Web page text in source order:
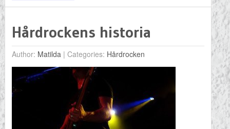
Hårdrockens historia
Author: Matilda| Categories: Hårdrocken